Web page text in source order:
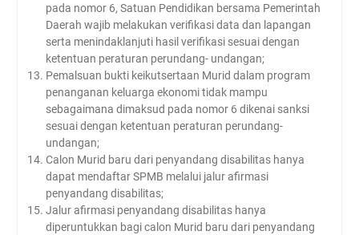
pada nomor 6, Satuan Pendidikan bersama Pemerintah
Daerah wajib melakukan verifikasi data dan lapangan
serta menindaklanjuti hasil verifikasi sesuai dengan
ketentuan peraturan perundang- undangan;
Pemalsuan bukti keikutsertaan Murid dalam program
penanganan keluarga ekonomi tidak mampu
sebagaimana dimaksud pada nomor 6 dikenai sanksi
sesuai dengan ketentuan peraturan perundang-
undangan;
Calon Murid baru dari penyandang disabilitas hanya
dapat mendaftar SPMB melalui jalur afirmasi
penyandang disabilitas;
Jalur afirmasi penyandang disabilitas hanya
diperuntukkan bagi calon Murid baru dari penyandang